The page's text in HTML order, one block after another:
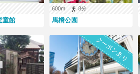
童館
600m 8分
馬橋公園
クーポンあり